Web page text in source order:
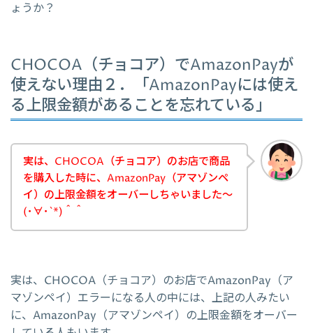
ょうか？
CHOCOA（チョコア）でAmazonPayが
使えない理由２．「AmazonPayには使え
る上限金額があることを忘れている」
実は、CHOCOA（チョコア）のお店で商品
を購入した時に、AmazonPay（アマゾンペ
イ）の上限金額をオーバーしちゃいました～
(･∀･`*)＾＾
実は、CHOCOA（チョコア）のお店でAmazonPay（ア
マゾンペイ）エラーになる人の中には、上記の人みたい
に、AmazonPay（アマゾンペイ）の上限金額をオーバー